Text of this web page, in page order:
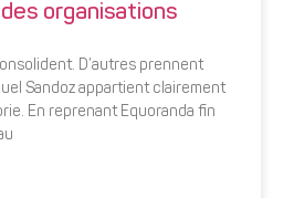
organisations
D’autres prennent
Sandoz appartient clairement
En reprenant Equoranda fin